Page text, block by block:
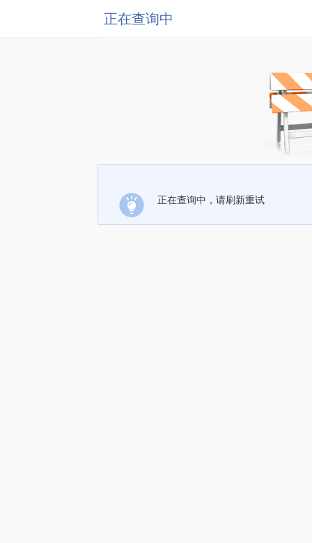
正在查询中
正在查询中，请刷新重试